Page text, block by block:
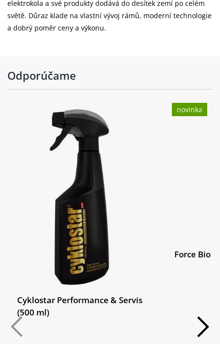
Hmotnost: 10.96 kg (M) kg
elektrokola a své produkty dodává do desítek zemí po celém
světě. Důraz klade na vlastní vývoj rámů, moderní technologie
a dobrý poměr ceny a výkonu.
Odporúčame
Cyklostar Performance & Servis
(500 ml)
novinka
Force Bio